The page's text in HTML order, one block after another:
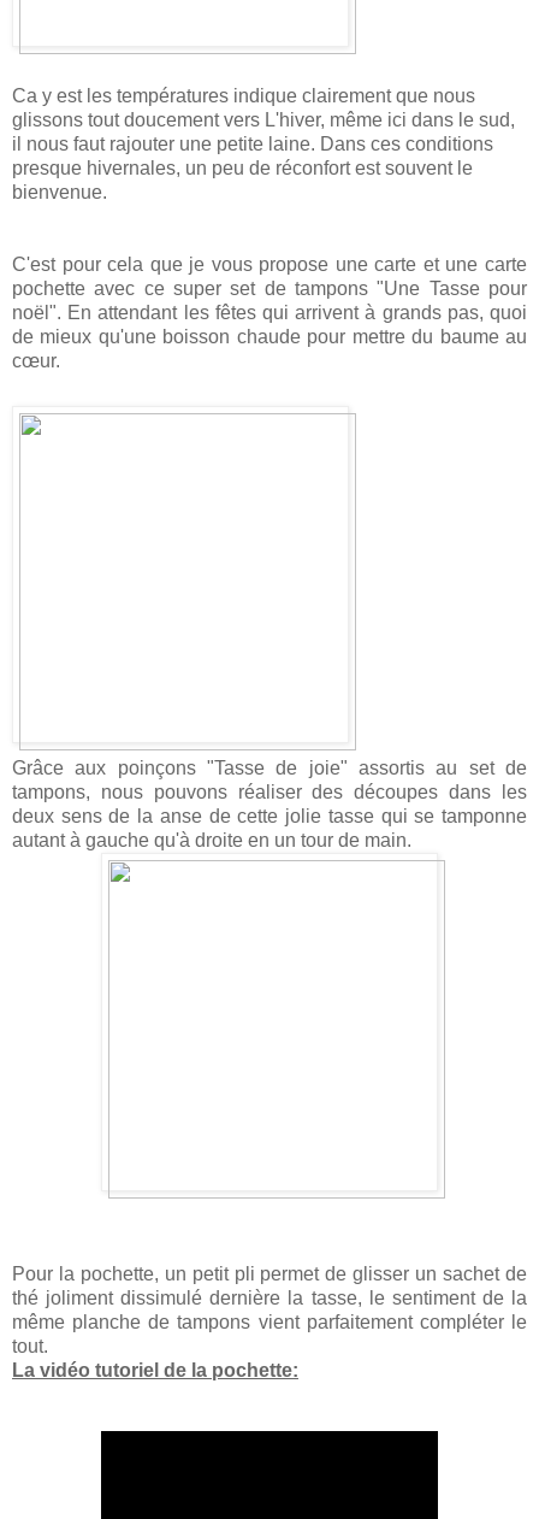
Ca y est les températures indique clairement que nous
glissons tout doucement vers L'hiver, même ici dans le sud,
il nous faut rajouter une petite laine. Dans ces conditions
presque hivernales, un peu de réconfort est souvent le
bienvenue.
C'est pour cela que je vous propose une carte et une carte
pochette avec ce super set de tampons "Une Tasse pour
noël". En attendant les fêtes qui arrivent à grands pas, quoi
de mieux qu'une boisson chaude pour mettre du baume au
cœur.
Grâce aux poinçons "Tasse de joie" assortis au set de
tampons, nous pouvons réaliser des découpes dans les
deux sens de la anse de cette jolie tasse qui se tamponne
autant à gauche qu'à droite en un tour de main.
Pour la pochette, un petit pli permet de glisser un sachet de
thé joliment dissimulé dernière la tasse, le sentiment de la
même planche de tampons vient parfaitement compléter le
tout.
La vidéo tutoriel de la pochette: